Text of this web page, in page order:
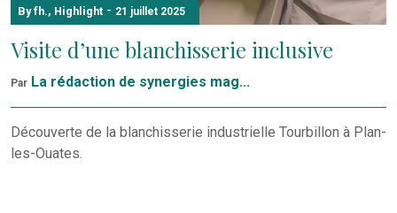
By fh., Highlight - 21 juillet 2025
Visite d’une blanchisserie inclusive
Par La rédaction de synergies mag...
Découverte de la blanchisserie industrielle Tourbillon à Plan-
les-Ouates.